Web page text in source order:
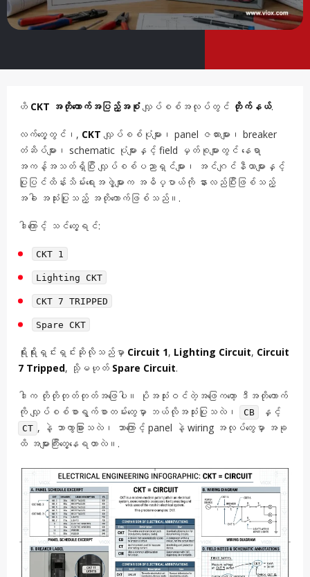
ဟိ CKT အတိုကောက်အပြည့်အစုံလျှပ်စစ်အလုပ်တွင် တိုက်နယ်.
လက်တွေ့တွင်၊, CKT လျှပ်စစ်ပုံများ၊ panel ဇယားများ၊ breaker
တံဆိပ်များ၊ schematic ပုံများနှင့် field မှတ်စုများတွင် နေရာ
အကန့်အသတ်ရှိပြီး လျှပ်စစ်ပညာရှင်များ၊ အင်ဂျင်နီယာများနှင့်
ပြုပြင်ထိန်းသိမ်းရေးအဖွဲ့များက အဓိပ္ပာယ်ကို နားလည်ပြီးဖြစ်သည့်
အခါ အသုံးပြုသည့် အတိုကောက်ဖြစ်သည်။.
ဒါကြောင့် သင်တွေ့ရင်:
CKT 1
Lighting CKT
CKT 7 TRIPPED
Spare CKT
ရိုးရိုးရှင်းရှင်းဆိုလိုသည်မှာ Circuit 1, Lighting Circuit, Circuit
7 Tripped, သို့မဟုတ် Spare Circuit.
ဒါက တိုတိုတုတ်တုတ်အဖြေပါ။ ပိုအသုံးဝင်တဲ့အဖြေကတော့ ဒီအတိုကောက်
ကို လျှပ်စစ်စာရွက်စာတမ်းတွေမှာ ဘယ်လိုအသုံးပြုသလဲ၊
CB နှင့်
CT , နဲ့ ဘာကွာခြားသလဲ၊ ဘာကြောင့် panel နဲ့ wiring အလုပ်တွေမှာ အခု
ထိ အများကြီးတွေ့နေရတာလဲ။.